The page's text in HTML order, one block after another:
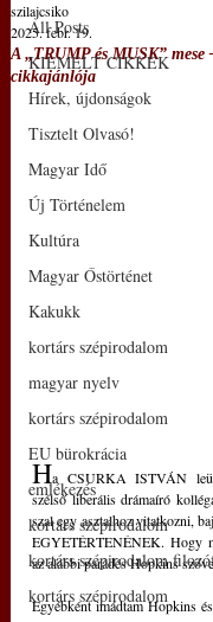
All Posts
KIEMELT CIKKEK
Hírek, újdonságok
Tisztelt Olvasó!
Magyar Idő
Új Történelem
Kultúra
Magyar Őstörténet
Kakukk
kortárs szépirodalom
magyar nyelv
kortárs szépirodalom
EU bürokrácia
emlékezés
kortárs szépirodalom
kortárs szépirodalom
kortárs szépirodalom
A „TRUMP és MUSK”
cikkajánlója
szilajcsiko
2025. febr. 19.
Ha CSURKA ISTVÁN
szélső liberális drámaíró
szal egy asztalhoz vitatkozni,
EGYETÉRTENÉNEK. Hogy
az alábbi parádés Hopkins
Egyébként imádtam Hopkins